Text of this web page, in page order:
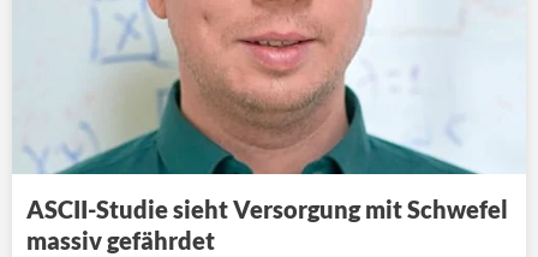
ASCII-Studie sieht Versorgung mit Schwefel
massiv gefährdet